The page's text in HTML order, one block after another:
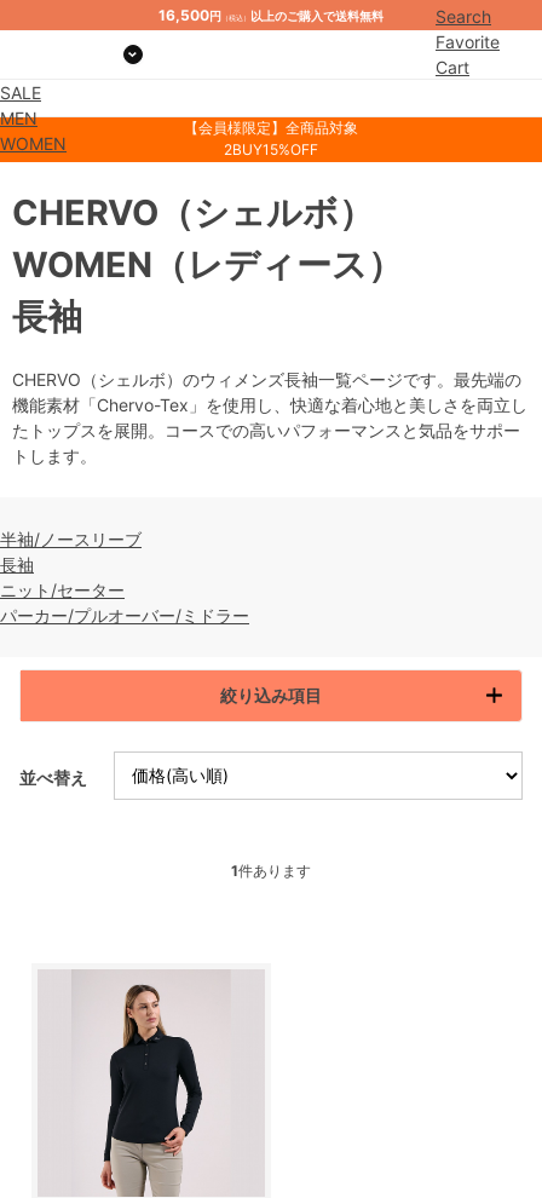
16,500円 （税込） 以上のご購入で送料無料
Search
Favorite
Cart
SALE
MEN
WOMEN
【会員様限定】全商品対象
2BUY15%OFF
長袖
CHERVO （シェルボ）
WOMEN （レディース）
CHERVO（シェルボ）のウィメンズ長袖一覧ページです。最先端の
機能素材「Chervo-Tex」を使用し、快適な着心地と美しさを両立し
たトップスを展開。コースでの高いパフォーマンスと気品をサポー
トします。
半袖/ノースリーブ
長袖
ニット/セーター
パーカー/プルオーバー/ミドラー
絞り込み項目
並べ替え
1件あります